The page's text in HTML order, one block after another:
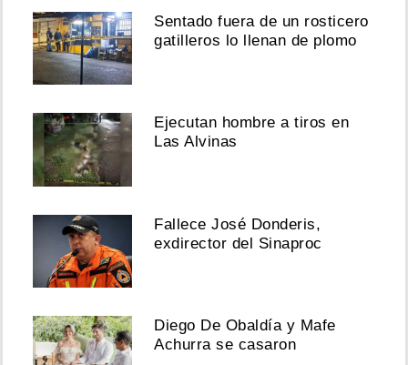
Sentado fuera de un rosticero
gatilleros lo llenan de plomo
Ejecutan hombre a tiros en
Las Alvinas
Fallece José Donderis,
exdirector del Sinaproc
Diego De Obaldía y Mafe
Achurra se casaron